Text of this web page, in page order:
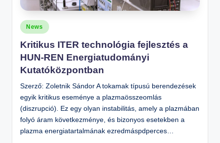
Posted
in
News
Kritikus ITER technológia fejlesztés a
HUN-REN Energiatudományi
Kutatóközpontban
Szerző: Zoletnik Sándor A tokamak típusú berendezések
egyik kritikus eseménye a plazmaösszeomlás
(diszrupció). Ez egy olyan instabilitás, amely a plazmában
folyó áram következménye, és bizonyos esetekben a
plazma energiatartalmának ezredmáspdperces…